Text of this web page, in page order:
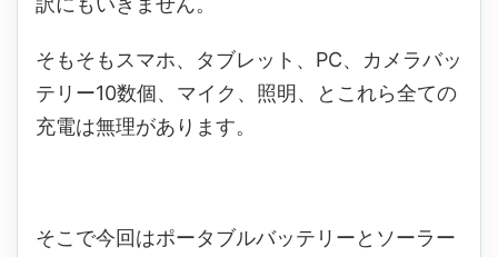
そもそもスマホ、タブレット、PC、カメラバッ
テリー10数個、マイク、照明、とこれら全ての
充電は無理があります。
そこで今回はポータブルバッテリーとソーラー